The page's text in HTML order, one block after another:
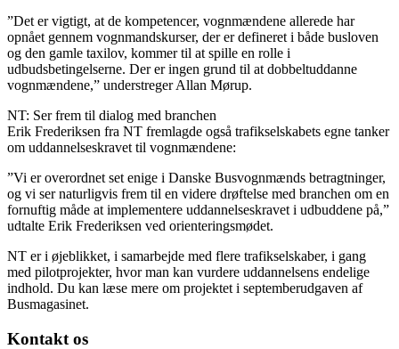
”Det er vigtigt, at de kompetencer, vognmændene allerede har
opnået gennem vognmandskurser, der er defineret i både busloven
og den gamle taxilov, kommer til at spille en rolle i
udbudsbetingelserne. Der er ingen grund til at dobbeltuddanne
vognmændene,” understreger Allan Mørup.
NT: Ser frem til dialog med branchen
Erik Frederiksen fra NT fremlagde også trafikselskabets egne tanker
om uddannelseskravet til vognmændene:
”Vi er overordnet set enige i Danske Busvognmænds betragtninger,
og vi ser naturligvis frem til en videre drøftelse med branchen om en
fornuftig måde at implementere uddannelseskravet i udbuddene på,”
udtalte Erik Frederiksen ved orienteringsmødet.
NT er i øjeblikket, i samarbejde med flere trafikselskaber, i gang
med pilotprojekter, hvor man kan vurdere uddannelsens endelige
indhold. Du kan læse mere om projektet i septemberudgaven af
Busmagasinet.
Kontakt os